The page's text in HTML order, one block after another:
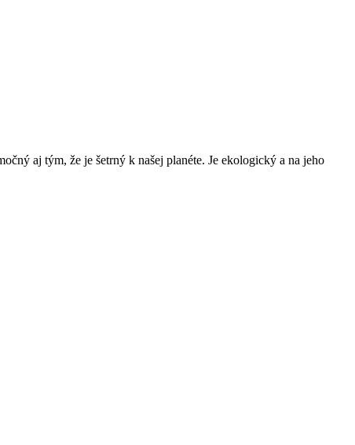
aj tým, že je šetrný k našej planéte. Je ekologický a na jeho